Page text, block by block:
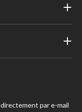
par e-mail